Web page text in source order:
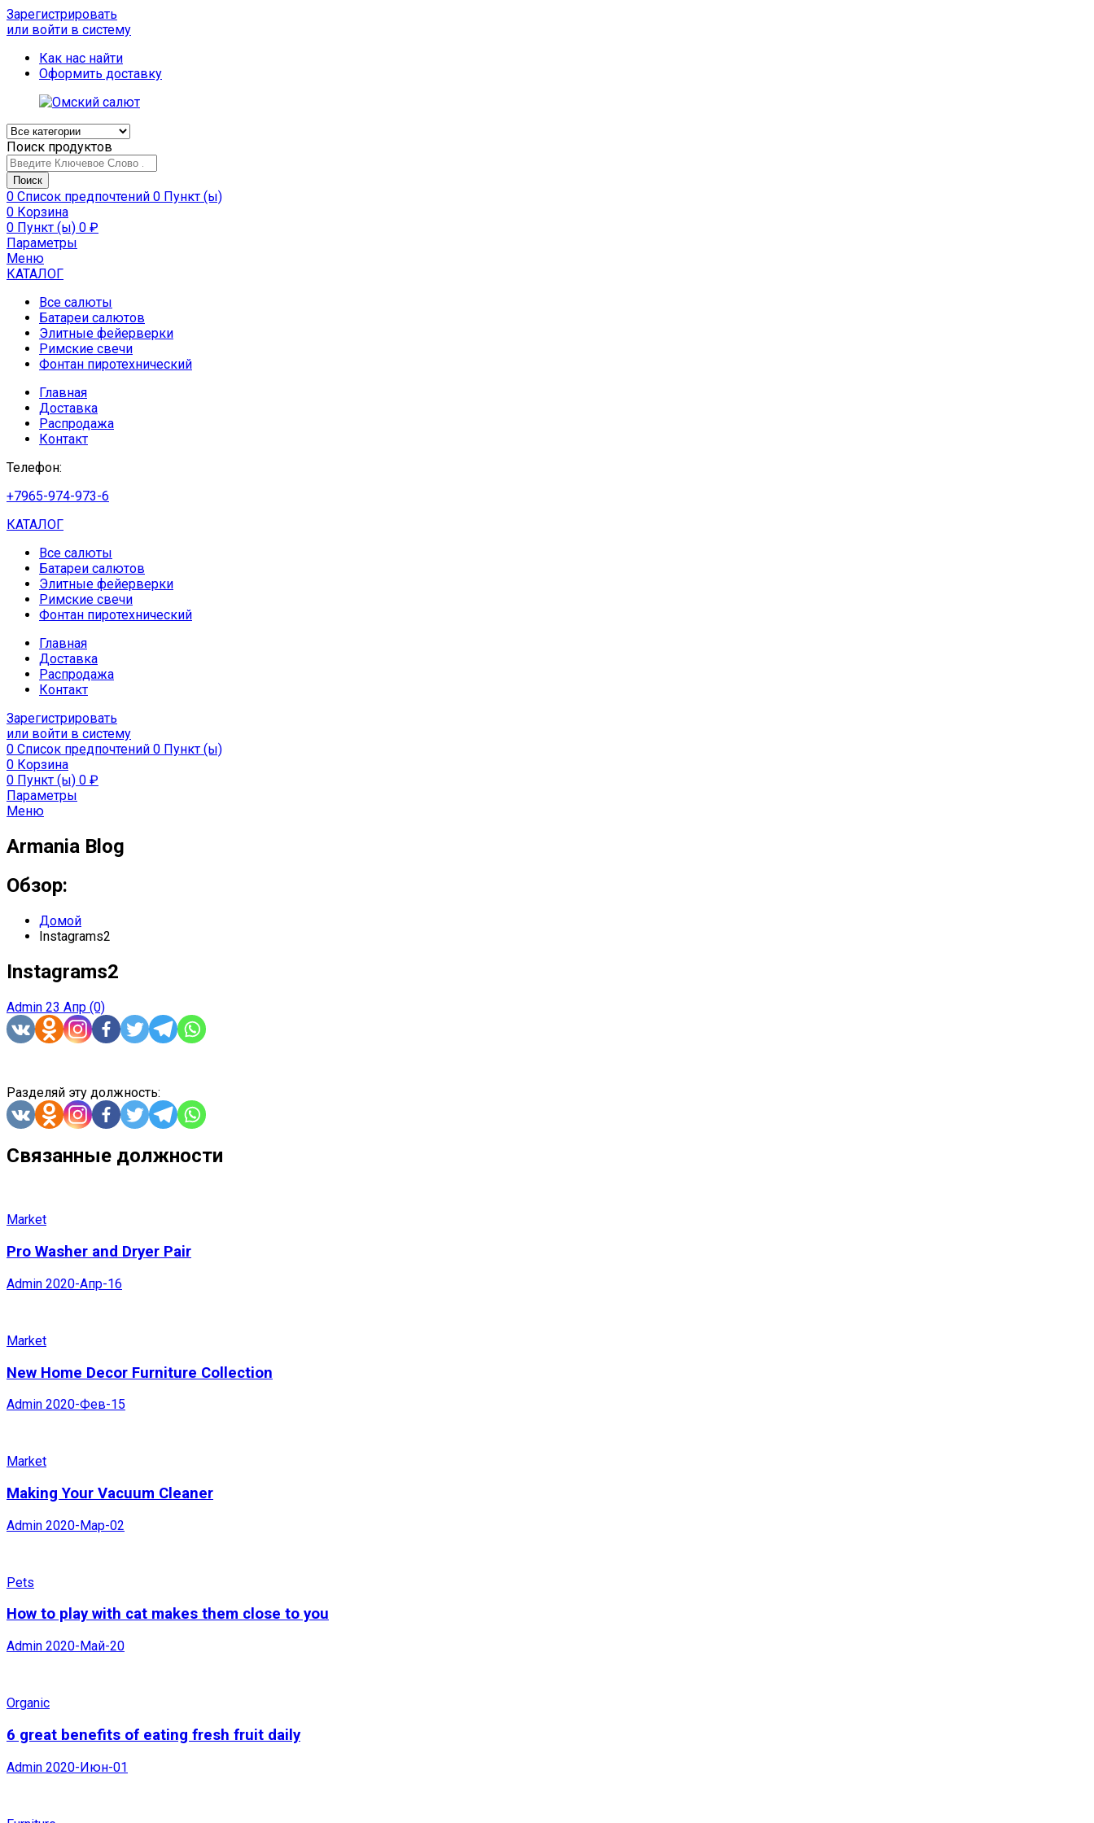
Зарегистрировать
или войти в систему
Как нас найти
Оформить доставку
Поиск продуктов
Поиск
0 Список предпочтений 0 Пункт (ы)
0 Корзина
0 Пункт (ы) 0 ₽
Параметры
Меню
КАТАЛОГ
Все салюты
Батареи салютов
Элитные фейерверки
Римские свечи
Фонтан пиротехнический
Главная
Доставка
Распродажа
Контакт
Телефон:
+7965-974-973-6
КАТАЛОГ
Все салюты
Батареи салютов
Элитные фейерверки
Римские свечи
Фонтан пиротехнический
Главная
Доставка
Распродажа
Контакт
Зарегистрировать
или войти в систему
0 Список предпочтений 0 Пункт (ы)
0 Корзина
0 Пункт (ы) 0 ₽
Параметры
Меню
Armania Blog
Обзор:
Домой
Instagrams2
Instagrams2
Admin 23 Апр (0)
Разделяй эту должность:
Связанные должности
Market
Pro Washer and Dryer Pair
Admin 2020-Апр-16
Market
New Home Decor Furniture Collection
Admin 2020-Фев-15
Market
Making Your Vacuum Cleaner
Admin 2020-Мар-02
Pets
How to play with cat makes them close to you
Admin 2020-Май-20
Organic
6 great benefits of eating fresh fruit daily
Admin 2020-Июн-01